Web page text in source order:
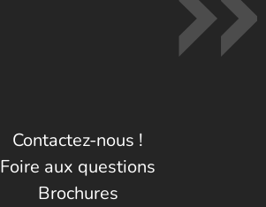
Contactez-nous !
Foire aux questions
Brochures